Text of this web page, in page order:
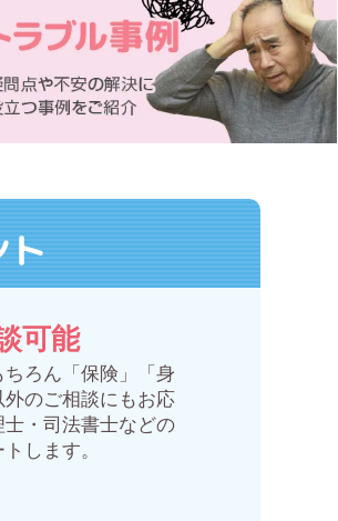
可能
ちろん「保険」「身
のご相談にもお応
・司法書士などの
します。